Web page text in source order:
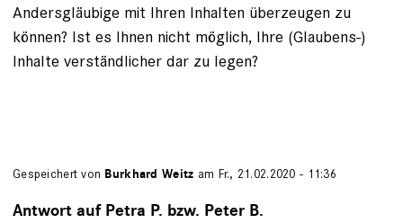
Andersgläubige mit Ihren Inhalten überzeugen zu
können? Ist es Ihnen nicht möglich, Ihre (Glaubens-)
Inhalte verständlicher dar zu legen?
Gespeichert von Burkhard Weitz am Fr., 21.02.2020 - 11:36
Antwort auf Petra P. bzw. Peter B.